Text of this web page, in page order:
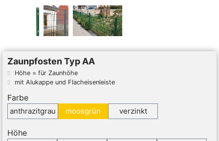
Zaunpfosten Typ AA
Höhe = für Zaunhöhe
mit Alukappe und Flacheisenleiste
Farbe
anthrazitgrau moosgrün verzinkt
Höhe